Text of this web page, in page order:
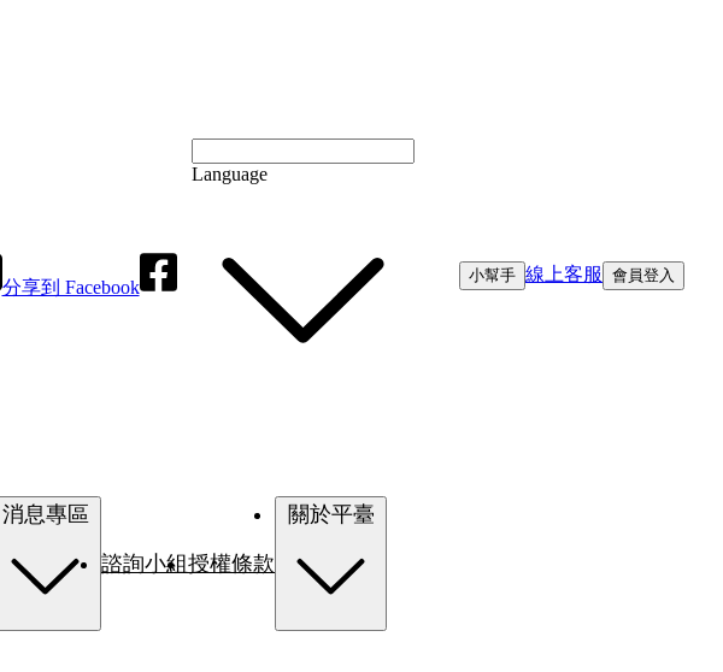
分享到 Facebook
Language
小幫手 線上客服 會員登入
諮詢小組授權條款